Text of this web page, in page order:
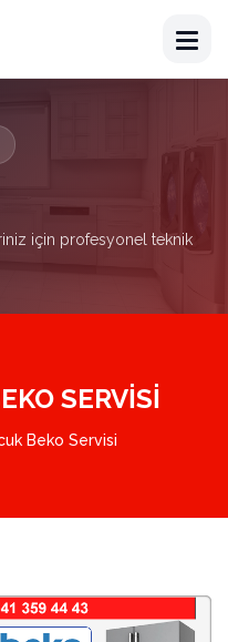
için profesyonel teknik
SERVISI
Beko Servisi